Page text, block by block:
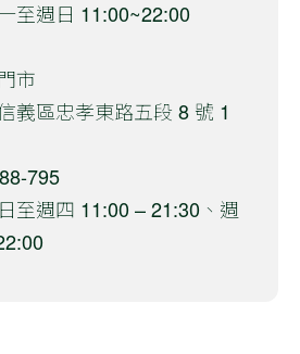
至週日 11:00~22:00
市
義區忠孝東路五段 8 號 1
795
至週四 11:00 – 21:30、週